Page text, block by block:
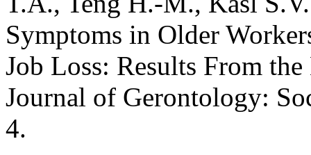
Symptoms in Older
Job Loss: Results From
Journal of Gerontology:
4.